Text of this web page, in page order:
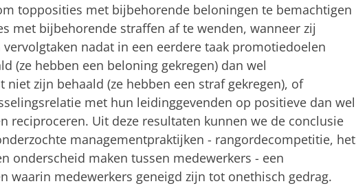
topposities met bijbehorende beloningen te bemachtigen
met bijbehorende straffen af te wenden, wanneer zij
nadat in een eerdere taak promotiedoelen
(ze hebben een beloning gekregen) dan wel
niet zijn behaald (ze hebben een straf gekregen), of
met hun leidinggevenden op positieve dan wel
reciproceren. Uit deze resultaten kunnen we de conclusie
managementpraktijken - rangordecompetitie, het
onderscheid maken tussen medewerkers - een
waarin medewerkers geneigd zijn tot onethisch gedrag.